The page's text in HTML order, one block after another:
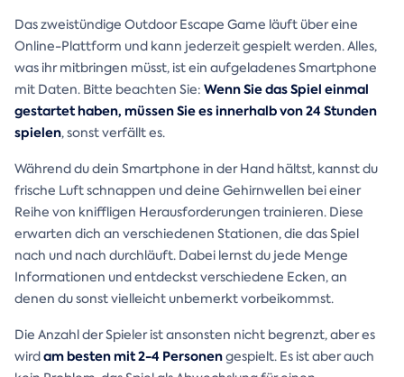
Das zweistündige Outdoor Escape Game läuft über eine
Online-Plattform und kann jederzeit gespielt werden. Alles,
was ihr mitbringen müsst, ist ein aufgeladenes Smartphone
mit Daten. Bitte beachten Sie: Wenn Sie das Spiel einmal
gestartet haben, müssen Sie es innerhalb von 24 Stunden
spielen, sonst verfällt es.
Während du dein Smartphone in der Hand hältst, kannst du
frische Luft schnappen und deine Gehirnwellen bei einer
Reihe von kniffligen Herausforderungen trainieren. Diese
erwarten dich an verschiedenen Stationen, die das Spiel
nach und nach durchläuft. Dabei lernst du jede Menge
Informationen und entdeckst verschiedene Ecken, an
denen du sonst vielleicht unbemerkt vorbeikommst.
Die Anzahl der Spieler ist ansonsten nicht begrenzt, aber es
wirdam besten mit 2-4 Personengespielt. Es ist aber auch